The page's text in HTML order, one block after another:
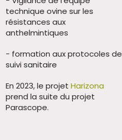
technique ovine sur les
résistances aux
anthelmintiques
- formation aux protocoles de
suivi sanitaire
En 2023, le projetHarizona
prend la suite du projet
Parascope.